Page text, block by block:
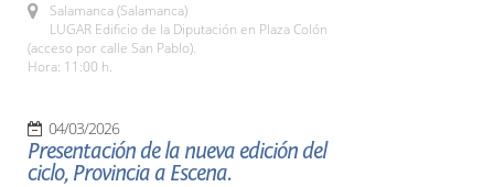
Salamanca (Salamanca)
LUGAR Edificio de la Diputación en Plaza Colón
(acceso por calle San Pablo).
Hora: 11:00 h.
04/03/2026
Presentación de la nueva edición del
ciclo, Provincia a Escena.